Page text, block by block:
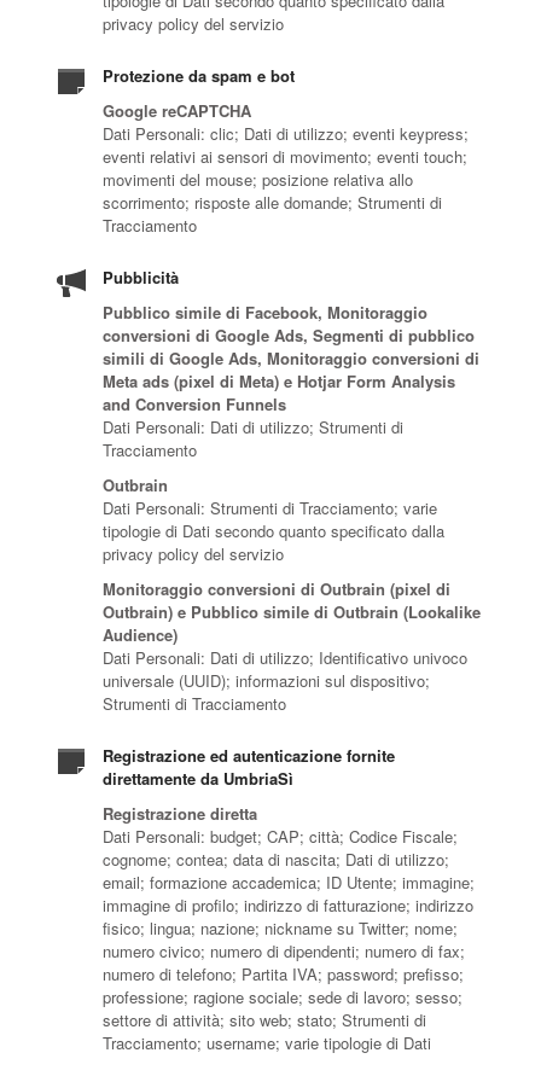
privacy policy del servizio
Protezione da spam e bot
Google reCAPTCHA
Dati Personali: clic; Dati di utilizzo; eventi keypress;
eventi relativi ai sensori di movimento; eventi touch;
movimenti del mouse; posizione relativa allo
scorrimento; risposte alle domande; Strumenti di
Tracciamento
Pubblicità
Pubblico simile di Facebook, Monitoraggio
conversioni di Google Ads, Segmenti di pubblico
simili di Google Ads, Monitoraggio conversioni di
Meta ads (pixel di Meta) e Hotjar Form Analysis
and Conversion Funnels
Dati Personali: Dati di utilizzo; Strumenti di
Tracciamento
Outbrain
Dati Personali: Strumenti di Tracciamento; varie
tipologie di Dati secondo quanto specificato dalla
privacy policy del servizio
Monitoraggio conversioni di Outbrain (pixel di
Outbrain) e Pubblico simile di Outbrain (Lookalike
Audience)
Dati Personali: Dati di utilizzo; Identificativo univoco
universale (UUID); informazioni sul dispositivo;
Strumenti di Tracciamento
Registrazione ed autenticazione fornite
direttamente da UmbriaSì
Registrazione diretta
Dati Personali: budget; CAP; città; Codice Fiscale;
cognome; contea; data di nascita; Dati di utilizzo;
email; formazione accademica; ID Utente; immagine;
immagine di profilo; indirizzo di fatturazione; indirizzo
fisico; lingua; nazione; nickname su Twitter; nome;
numero civico; numero di dipendenti; numero di fax;
numero di telefono; Partita IVA; password; prefisso;
professione; ragione sociale; sede di lavoro; sesso;
settore di attività; sito web; stato; Strumenti di
Tracciamento; username; varie tipologie di Dati